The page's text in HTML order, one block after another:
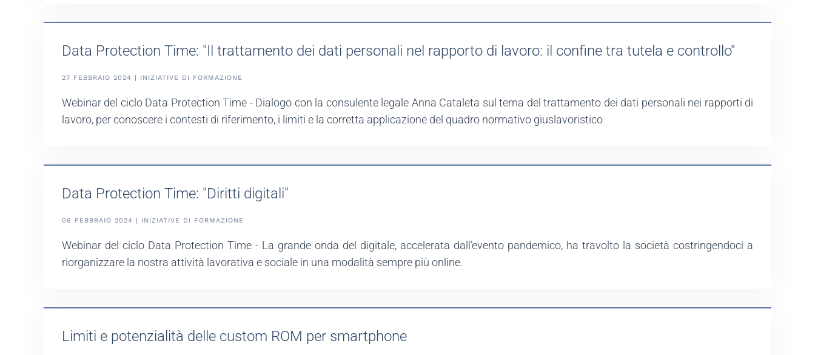
Data Protection Time: "Il trattamento dei dati personali nel rapporto di lavoro: il confine tra tutela e controllo"
27 FEBBRAIO 2024 | INIZIATIVE DI FORMAZIONE
Webinar del ciclo Data Protection Time - Dialogo con la consulente legale Anna Cataleta sul tema del trattamento dei dati personali nei rapporti di
lavoro, per conoscere i contesti di riferimento, i limiti e la corretta applicazione del quadro normativo giuslavoristico
Data Protection Time: "Diritti digitali"
06 FEBBRAIO 2024 | INIZIATIVE DI FORMAZIONE
Webinar del ciclo Data Protection Time - La grande onda del digitale, accelerata dall’evento pandemico, ha travolto la società costringendoci a
riorganizzare la nostra attività lavorativa e sociale in una modalità sempre più online.
Limiti e potenzialità delle custom ROM per smartphone